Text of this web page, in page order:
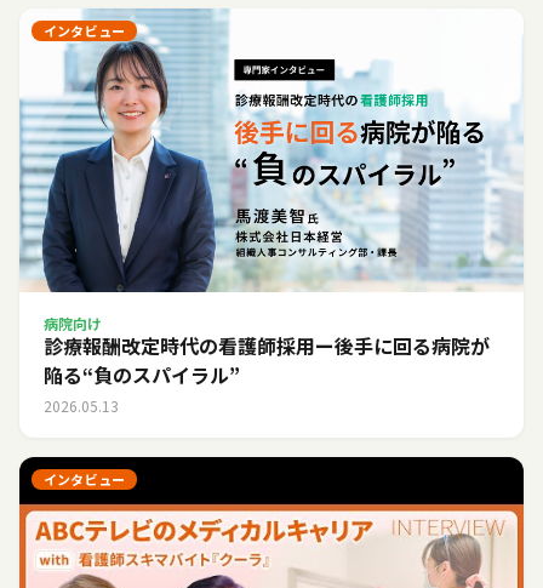
インタビュー
病院向け
診療報酬改定時代の看護師採用ー後手に回る病院が
陥る“負のスパイラル”
2026.05.13
インタビュー